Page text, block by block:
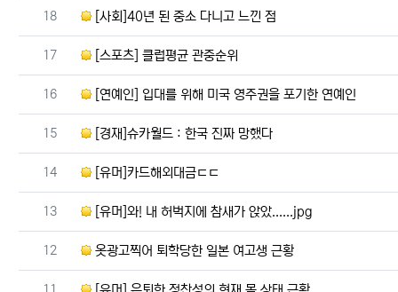
번호
18 [사회]40년 된 중소 다니고 느낀 점
번호
17 [스포츠] 클럽평균 관중순위
번호
16 [연예인] 입대를 위해 미국 영주권을 포기한 연예인
번호
15 [경재]슈카월드 : 한국 진짜 망했다
번호
14 [유머]카드해외대금ㄷㄷ
번호
13 [유머]와! 내 허벅지에 참새가 앉았......jpg
번호
12 옷광고찍어 퇴학당한 일본 여고생 근황
번호